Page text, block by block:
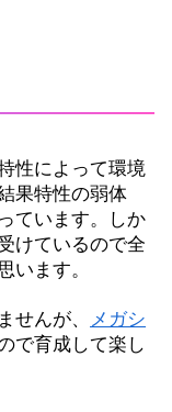
性によって環境
果特性の弱体
ています。しか
けているので全
います。
せんが、
メガシ
で育成して楽し